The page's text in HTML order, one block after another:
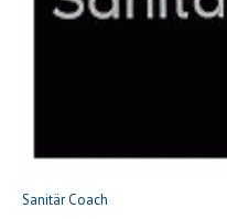
Sanitär Coach